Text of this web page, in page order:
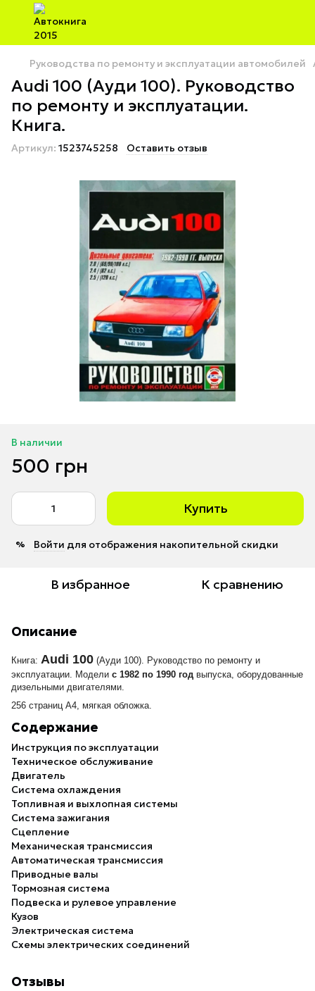
Руководства по ремонту и эксплуатации автомобилей
Audi 100 (Ауди 100). Руководство
по ремонту и эксплуатации.
Книга.
Артикул: 1523745258 Оставить отзыв
В наличии
500 грн
Купить
% Войти для отображения накопительной скидки
В избранное К сравнению
Описание
Книга: Audi 100 (Ауди 100). Руководство по ремонту и
эксплуатации. Модели с 1982 по 1990 год выпуска, оборудованные
дизельными двигателями.
256 страниц А4, мягкая обложка.
Содержание
Инструкция по эксплуатации
Техническое обслуживание
Двигатель
Система охлаждения
Топливная и выхлопная системы
Система зажигания
Сцепление
Механическая трансмиссия
Автоматическая трансмиссия
Приводные валы
Тормозная система
Подвеска и рулевое управление
Кузов
Электрическая система
Схемы электрических соединений
Отзывы